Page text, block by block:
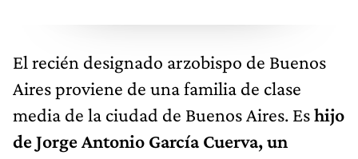
El recién designado arzobispo de Buenos
Aires proviene de una familia de clase
media de la ciudad de Buenos Aires. Eshijo
de Jorge Antonio García Cuerva, un